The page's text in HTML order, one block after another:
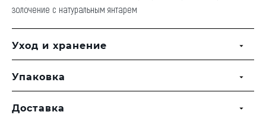
золочение с натуральным янтарем
Уход и хранение
Упаковка
Доставка